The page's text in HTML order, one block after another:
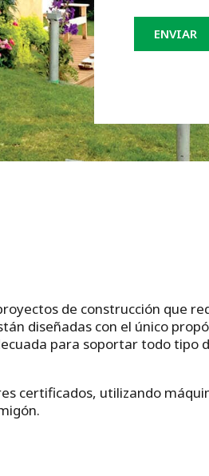
de construcción que
diseñadas con el único
para soportar todo
certificados, utilizando